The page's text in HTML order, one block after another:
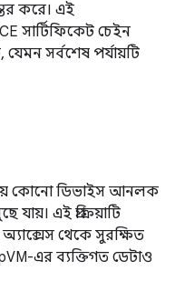
করে। এই
সার্টিফিকেট চেইন
যেমন সর্বশেষ পর্যায়টি
কোনো ডিভাইস আনলক
এই প্রক্রিয়াটি
থেকে সুরক্ষিত
এর ব্যক্তিগত ডেটাও